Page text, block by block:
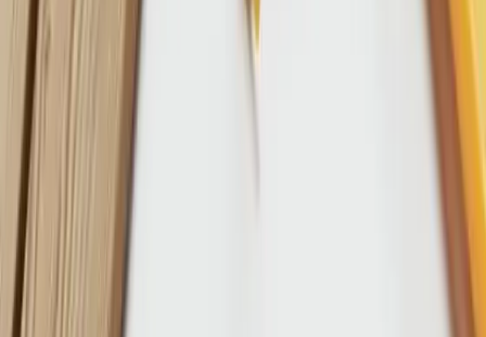
Referanser